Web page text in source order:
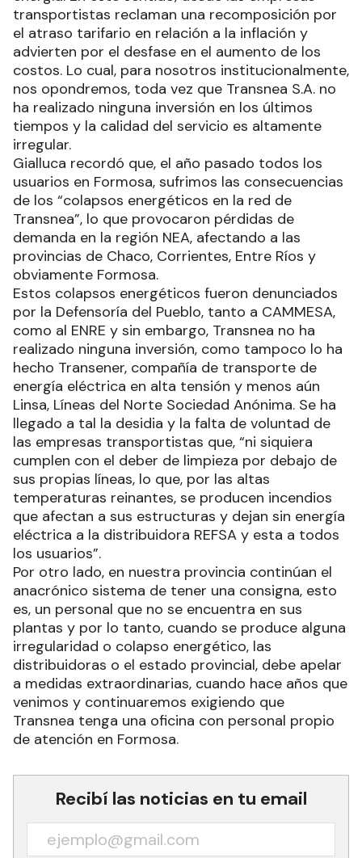
transportistas reclaman una recomposición por
el atraso tarifario en relación a la inflación y
advierten por el desfase en el aumento de los
costos. Lo cual, para nosotros institucionalmente,
nos opondremos, toda vez que Transnea S.A. no
ha realizado ninguna inversión en los últimos
tiempos y la calidad del servicio es altamente
irregular.
Gialluca recordó que, el año pasado todos los
usuarios en Formosa, sufrimos las consecuencias
de los “colapsos energéticos en la red de
Transnea”, lo que provocaron pérdidas de
demanda en la región NEA, afectando a las
provincias de Chaco, Corrientes, Entre Ríos y
obviamente Formosa.
Estos colapsos energéticos fueron denunciados
por la Defensoría del Pueblo, tanto a CAMMESA,
como al ENRE y sin embargo, Transnea no ha
realizado ninguna inversión, como tampoco lo ha
hecho Transener, compañía de transporte de
energía eléctrica en alta tensión y menos aún
Linsa, Líneas del Norte Sociedad Anónima. Se ha
llegado a tal la desidia y la falta de voluntad de
las empresas transportistas que, “ni siquiera
cumplen con el deber de limpieza por debajo de
sus propias líneas, lo que, por las altas
temperaturas reinantes, se producen incendios
que afectan a sus estructuras y dejan sin energía
eléctrica a la distribuidora REFSA y esta a todos
los usuarios”.
Por otro lado, en nuestra provincia continúan el
anacrónico sistema de tener una consigna, esto
es, un personal que no se encuentra en sus
plantas y por lo tanto, cuando se produce alguna
irregularidad o colapso energético, las
distribuidoras o el estado provincial, debe apelar
a medidas extraordinarias, cuando hace años que
venimos y continuaremos exigiendo que
Transnea tenga una oficina con personal propio
de atención en Formosa.
Recibí las noticias en tu email